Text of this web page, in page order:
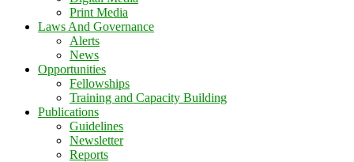
Print Media
Laws And Governance
Alerts
News
Opportunities
Fellowships
Training and Capacity Building
Publications
Guidelines
Newsletter
Reports